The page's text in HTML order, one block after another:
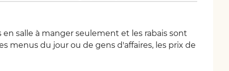
salle à manger seulement et les rabais sont
menus du jour ou de gens d'affaires, les prix de